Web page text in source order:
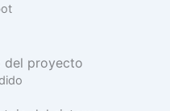
del proyecto